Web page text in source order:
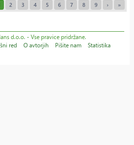
2 3 4 5 6 7 8 9 › »
d.o.o. - Vse pravice pridržane.
red O avtorjih Pišite nam
Statistika